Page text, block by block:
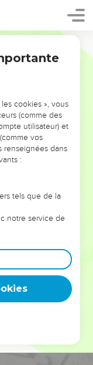
ÉVITER LES
doutes, les erreurs
même que ce
et responsables
que leurs erreurs
un ministère, une
est faite
cookies », vous
(comme des
utilisateur) et
vos
renseignées dans
:
tels que de la
notre service de